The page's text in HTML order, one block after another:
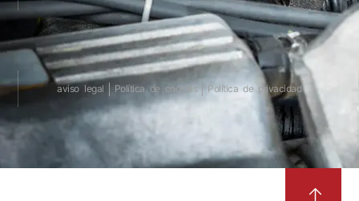
aviso legal Política de cookies Política de privacidad